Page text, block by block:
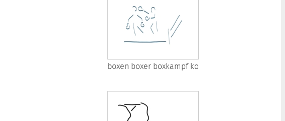
boxen boxer boxkampf ko